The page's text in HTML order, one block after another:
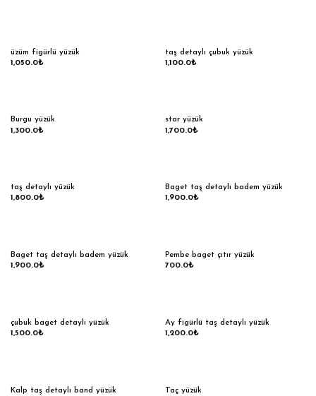
üzüm figürlü yüzük
1,050.0₺
taş detaylı çubuk yüzük
1,100.0₺
Burgu yüzük
1,300.0₺
star yüzük
1,700.0₺
taş detaylı yüzük
1,800.0₺
Baget taş detaylı badem yüzük
1,900.0₺
Baget taş detaylı badem yüzük
1,900.0₺
Pembe baget çıtır yüzük
700.0₺
çubuk baget detaylı yüzük
1,500.0₺
Ay figürlü taş detaylı yüzük
1,200.0₺
Kalp taş detaylı band yüzük
Taç yüzük